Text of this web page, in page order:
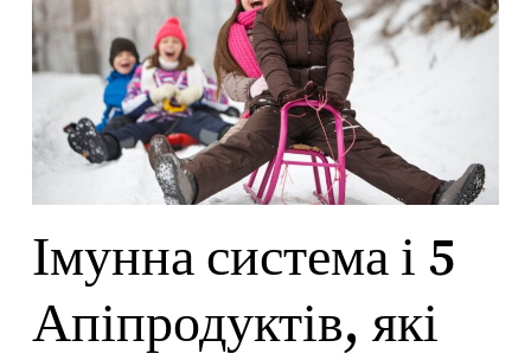
Імунна система і 5
Апіпродуктів, які